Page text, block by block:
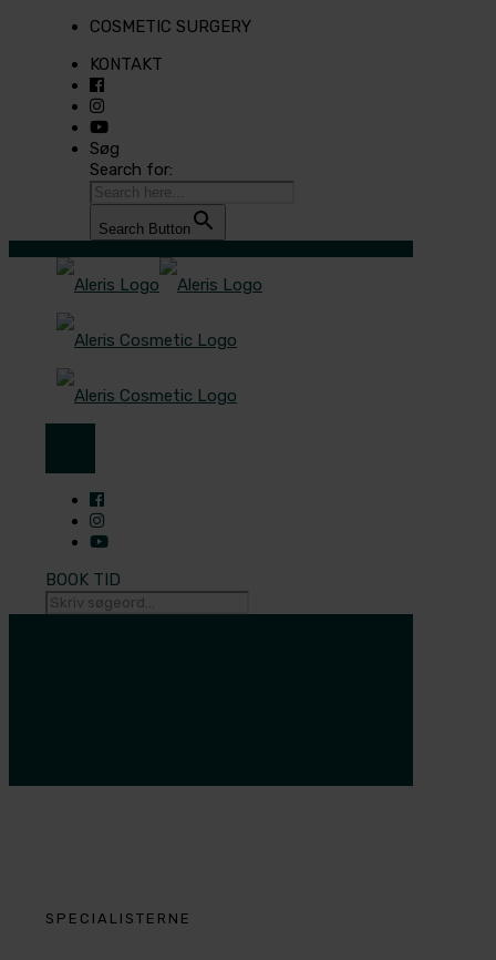
COSMETIC SURGERY
KONTAKT
Søg
Search for:
Search Button
BOOK TID
SPECIALISTERNE